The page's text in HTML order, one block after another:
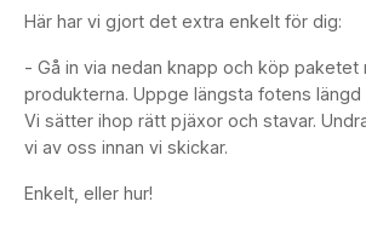
Här har vi gjort det extra enkelt för dig:
- Gå in via nedan knapp och köp paketet
produkterna. Uppge längsta fotens längd
Vi sätter ihop rätt pjäxor och stavar.
vi av oss innan vi skickar.
Enkelt, eller hur!